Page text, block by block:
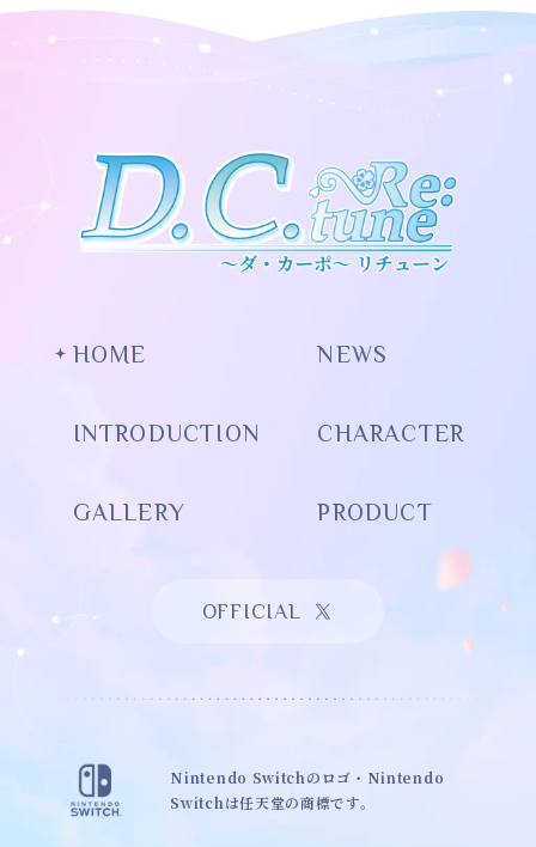
HOME NEWS
INTRODUCTION CHARACTER
GALLERY PRODUCT
OFFICIAL
Nintendo Switchのロゴ・Nintendo
Switchは任天堂の商標です。